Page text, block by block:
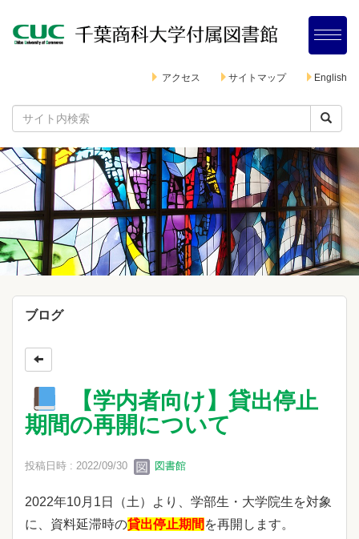
アクセス サイトマップ English
ブログ
【学内者向け】貸出停止
期間の再開について
投稿日時 : 2022/09/30 図書館
2022年10月1日（土）より、学部生・大学院生を対象
に、 資料延滞時の貸出停止期間 を再開します。